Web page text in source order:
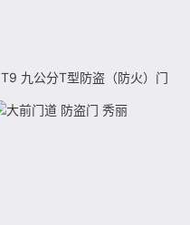
T9 九公分T型防盗（防火）门